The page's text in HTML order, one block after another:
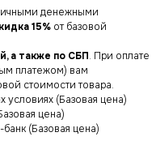
денежными
15% от базовой
а также по СБП. При оплате
платежом) вам
стоимости товара.
условиях (Базовая цена)
цена)
(Базовая цена)